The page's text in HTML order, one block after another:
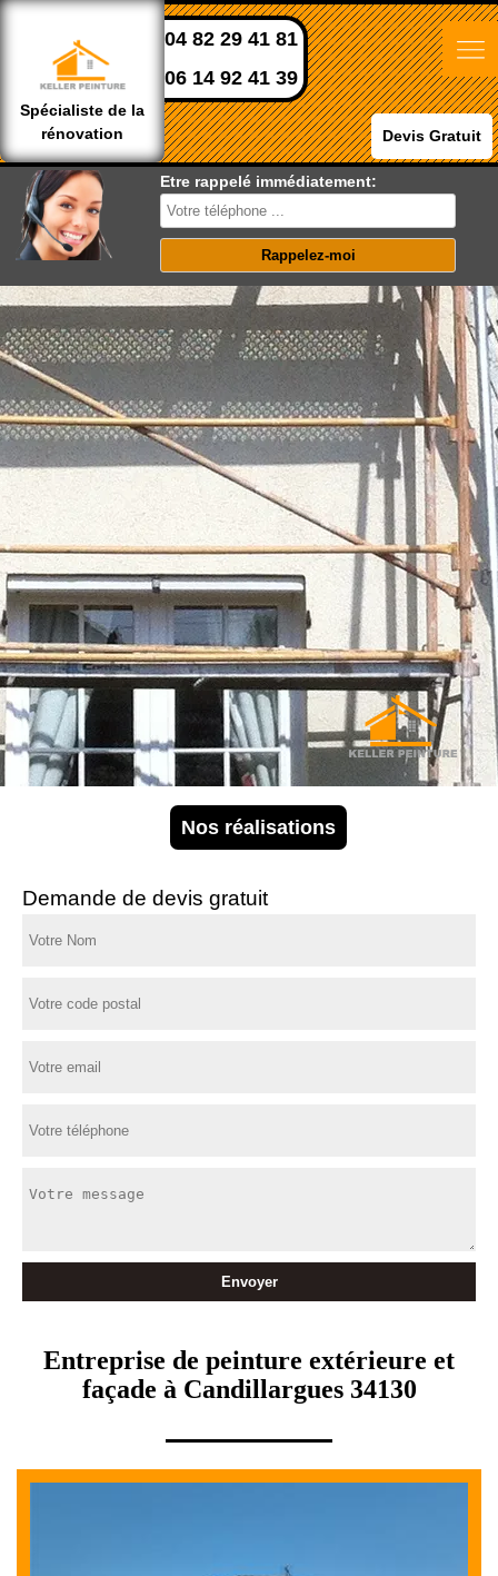
Spécialiste de la
rénovation
04 82 29 41 81
06 14 92 41 39
Devis Gratuit
Etre rappelé immédiatement:
Nos réalisations
Demande de devis gratuit
Entreprise de peinture extérieure et
façade à Candillargues 34130